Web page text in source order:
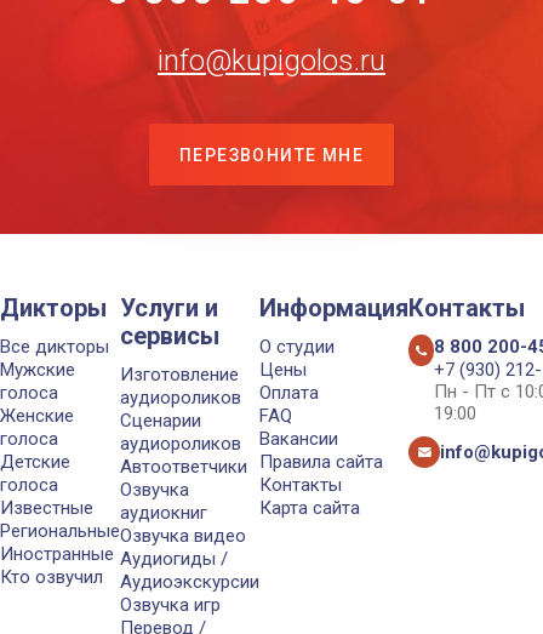
info@kupigolos.ru
ПЕРЕЗВОНИТЕ МНЕ
Дикторы
Все дикторы
Мужские
голоса
Женские
голоса
Детские
голоса
Известные
Региональные
Иностранные
Кто озвучил
Услуги и
сервисы
Изготовление
аудиороликов
Сценарии
аудиороликов
Автоответчики
Озвучка
аудиокниг
Озвучка видео
Аудиогиды /
Аудиоэкскурсии
Озвучка игр
Перевод /
Информация
О студии
Цены
Оплата
FAQ
Вакансии
Правила сайта
Контакты
Карта сайта
Контакты
8 800 200-
+7 (930)
Пн - Пт с
19:00